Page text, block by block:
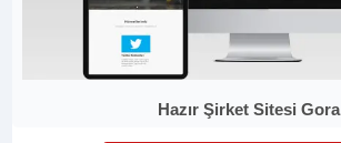
Hazır Şirket Sitesi Gora